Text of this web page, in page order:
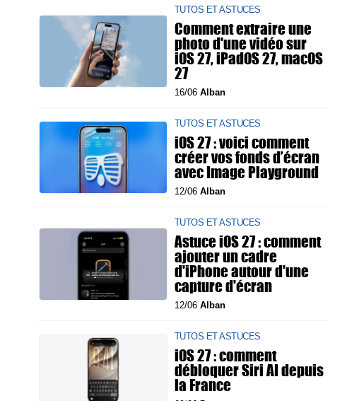
TUTOS ET ASTUCES
Comment extraire une
photo d'une vidéo sur
iOS 27, iPadOS 27, macOS
27
16/06 Alban
TUTOS ET ASTUCES
iOS 27 : voici comment
créer vos fonds d’écran
avec Image Playground
12/06 Alban
TUTOS ET ASTUCES
Astuce iOS 27 : comment
ajouter un cadre
d'iPhone autour d'une
capture d'écran
12/06 Alban
TUTOS ET ASTUCES
iOS 27 : comment
débloquer Siri AI depuis
la France